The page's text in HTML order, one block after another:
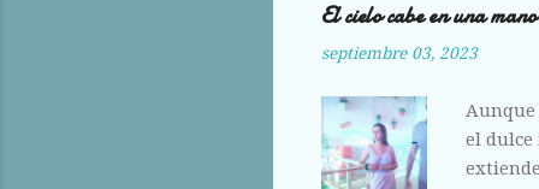
El cielo cabe en una mano
septiembre 03, 2023
Aunque
el